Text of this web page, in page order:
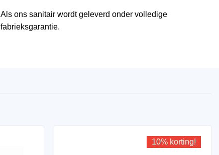
Als ons sanitair wordt geleverd onder volledige
fabrieksgarantie.
10% korting!